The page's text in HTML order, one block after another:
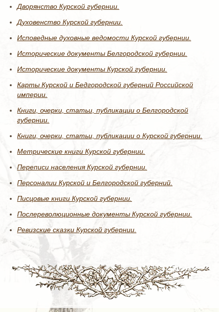
Дворянство Курской губернии.
Духовенство Курской губернии.
Исповедные духовные ведомости Курской губернии.
Исторические документы Белгородской губернии.
Исторические документы Курской губернии.
Карты Курской и Бедгородской губерний Российской
империи.
Книги, очерки, статьи, публикации о Белгородской
губернии.
Книги, очерки, статьи, публикации о Курской губернии.
Метрические книги Курской губернии.
Переписи населения Курской губернии.
Персоналии Курской и Белгородской губерний.
Писцовые книги Курской губернии.
Послереволюционные документы Курской губернии.
Ревизские сказки Курской губернии.